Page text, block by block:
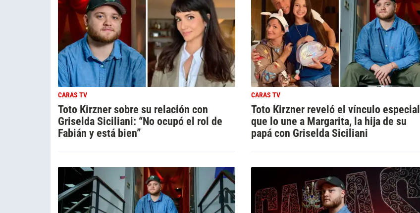
CARAS TV
Toto Kirzner sobre su relación con
Griselda Siciliani: “No ocupó el rol de
Fabián y está bien”
CARAS TV
Toto Kirzner reveló el vínculo especial
que lo une a Margarita, la hija de su
papá con Griselda Siciliani